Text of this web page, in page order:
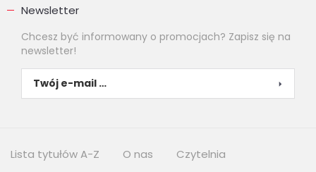
Newsletter
Chcesz być informowany o promocjach? Zapisz się na
newsletter!
Lista tytułów A-Z O nas Czytelnia